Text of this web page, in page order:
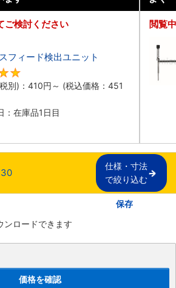
ご検討ください
フィード検出ユニット
別)： 410円 ～ (税込価格： 451
：在庫品1日目
閲覧
仕様・寸法
で絞り込む
保存
ンロードできます
価格を確認